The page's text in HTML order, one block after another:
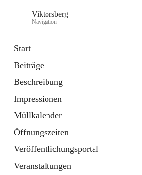
Viktorsberg
Navigation
Start
Beiträge
Beschreibung
Impressionen
Müllkalender
Öffnungszeiten
Veröffentlichungsportal
Veranstaltungen